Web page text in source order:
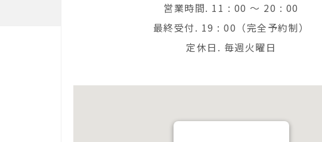
営業時間. 11 : 00 ～ 20 : 00
最終受付. 19 : 00（完全予約制）
定休日. 毎週火曜日